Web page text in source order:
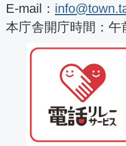
E-mail：
本庁舎開庁時間：